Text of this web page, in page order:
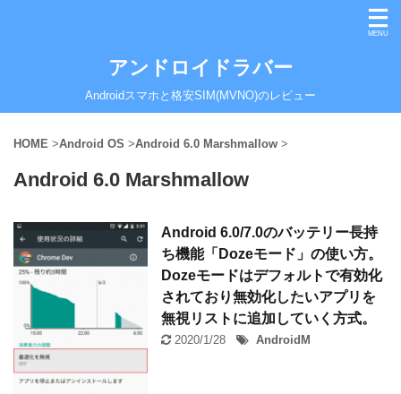
アンドロイドラバー
Androidスマホと格安SIM(MVNO)のレビュー
HOME >Android OS >Android 6.0 Marshmallow >
Android 6.0 Marshmallow
Android 6.0/7.0のバッテリー長持
ち機能「Dozeモード」の使い方。
Dozeモードはデフォルトで有効化
されており無効化したいアプリを
無視リストに追加していく方式。
2020/1/28 AndroidM